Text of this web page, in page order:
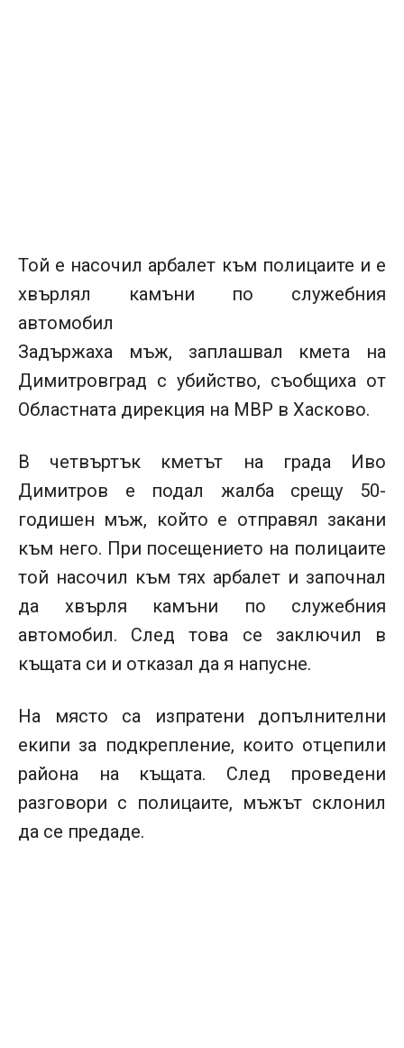
Той е насочил арбалет към полицаите и е
хвърлял камъни по служебния
автомобил
Задържаха мъж, заплашвал кмета на
Димитровград с убийство, съобщиха от
Областната дирекция на МВР в Хасково.
В четвъртък кметът на града Иво
Димитров е подал жалба срещу 50-
годишен мъж, който е отправял закани
към него. При посещението на полицаите
той насочил към тях арбалет и започнал
да хвърля камъни по служебния
автомобил. След това се заключил в
къщата си и отказал да я напусне.
На място са изпратени допълнителни
екипи за подкрепление, които отцепили
района на къщата. След проведени
разговори с полицаите, мъжът склонил
да се предаде.